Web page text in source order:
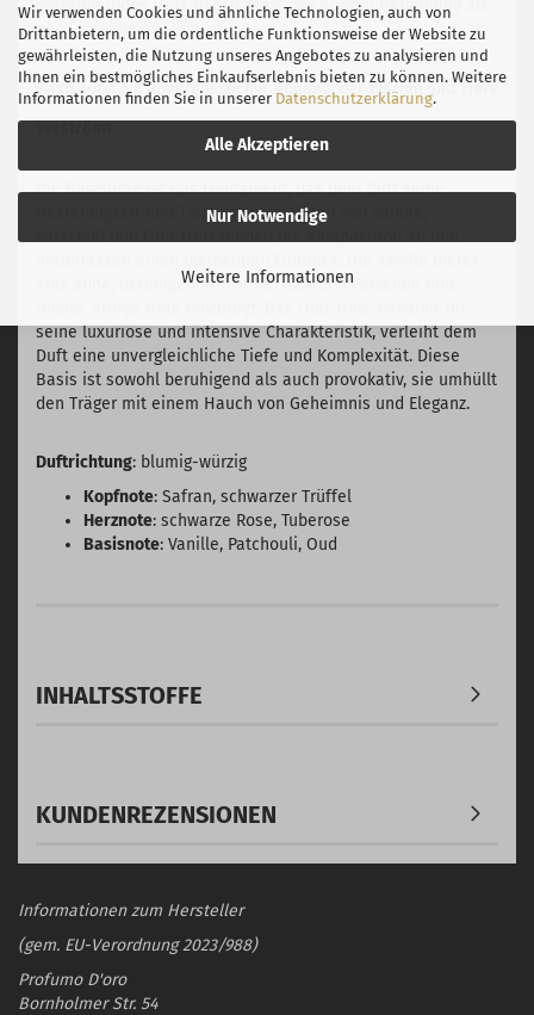
Wir verwenden Cookies und ähnliche Technologien, auch von
Drittanbietern, um die ordentliche Funktionsweise der Website zu
gewährleisten, die Nutzung unseres Angebotes zu analysieren und
Ihnen ein bestmögliches Einkaufserlebnis bieten zu können. Weitere
Informationen finden Sie in unserer Datenschutzerklärung.
Alle Akzeptieren
Nur Notwendige
Weitere Informationen
verzauberndes Herz zu schaffen, das sowohl tiefgründig als
auch unwiderstehlich ist.
Basisnote: ein unvergesslicher Abgang, der Wärme und Tiefe
Die Basisnote ist das Fundament, das dem Duft seine
Beständigkeit und Tiefe verleiht. Noten von Vanille,
eine süße, beruhigende Wärme, während Patschuli eine
seine luxuriöse und intensive Charakteristik, verleiht dem
Duft eine unvergleichliche Tiefe und Komplexität. Diese
Basis ist sowohl beruhigend als auch provokativ, sie umhüllt
den Träger mit einem Hauch von Geheimnis und Eleganz.
Duftrichtung: blumig-würzig
Kopfnote: Safran, schwarzer Trüffel
Herznote: schwarze Rose, Tuberose
Basisnote: Vanille, Patchouli, Oud
INHALTSSTOFFE
KUNDENREZENSIONEN
Informationen zum Hersteller
(gem. EU-Verordnung 2023/988)
Profumo D'oro
Bornholmer Str. 54